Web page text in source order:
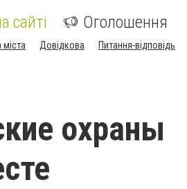
сайті Оголошення
міста Довідкова Питання-відповідь
охраны